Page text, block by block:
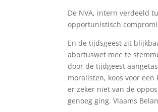
De NVA, intern verdeeld
opportunistisch
En de tijdsgeest zit
abortuswet mee te
door de tijdgeest
moralisten, koos voor
er zeker niet van de
genoeg ging. Vlaams